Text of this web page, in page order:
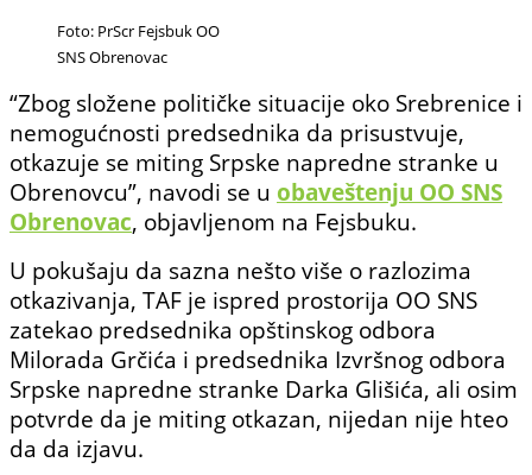
Foto: PrScr Fejsbuk OO
SNS Obrenovac
“Zbog složene političke situacije oko Srebrenice i
nemogućnosti predsednika da prisustvuje,
otkazuje se miting Srpske napredne stranke u
Obrenovcu”, navodi se u obaveštenju OO SNS
Obrenovac, objavljenom na Fejsbuku.
U pokušaju da sazna nešto više o razlozima
otkazivanja, TAF je ispred prostorija OO SNS
zatekao predsednika opštinskog odbora
Milorada Grčića i predsednika Izvršnog odbora
Srpske napredne stranke Darka Glišića, ali osim
potvrde da je miting otkazan, nijedan nije hteo
da da izjavu.